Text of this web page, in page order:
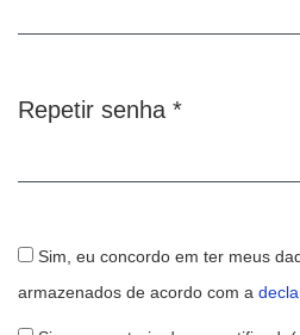
Repetir senha *
armazenados de acordo com a